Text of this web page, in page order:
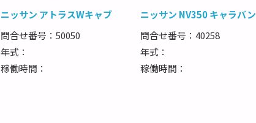
ニッサン アトラスWキャブ
問合せ番号：50050
年式：
稼働時間：
ニッサン NV350 キャラバン
問合せ番号：40258
年式：
稼働時間：